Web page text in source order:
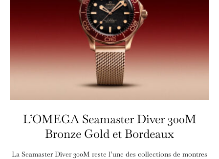
L’OMEGA Seamaster Diver 300M
Bronze Gold et Bordeaux
La Seamaster Diver 300M reste l’une des collections de montres